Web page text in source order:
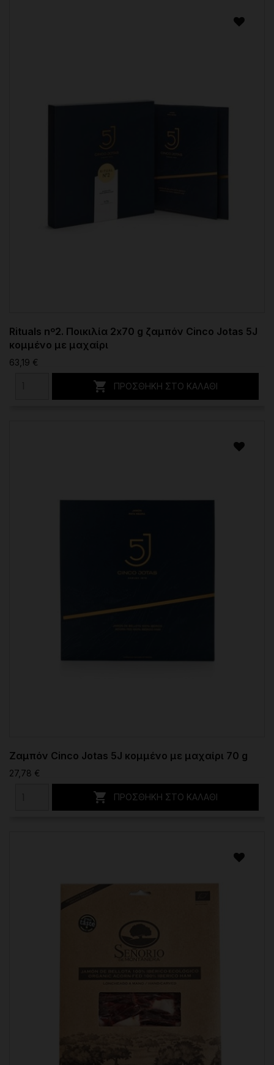
Rituals nº2. Ποικιλία 2x70 g ζαμπόν Cinco Jotas 5J
κομμένο με μαχαίρι
63,19 €
 ΠΡΟΣΘΉΚΗ ΣΤΟ ΚΑΛΆΘΙ
Ζαμπόν Cinco Jotas 5J κομμένο με μαχαίρι 70 g
27,78 €
 ΠΡΟΣΘΉΚΗ ΣΤΟ ΚΑΛΆΘΙ